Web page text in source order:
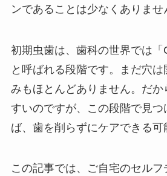
ンであることは少なくありませ
初期虫歯は、歯科の世界では「
と呼ばれる段階です。まだ穴
みもほとんどありません。だか
すいのですが、この段階で見
ば、歯を削らずにケアできる可
この記事では、ご自宅のセル